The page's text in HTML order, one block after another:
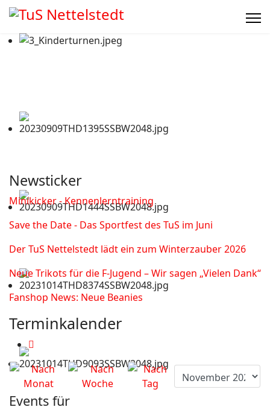
Newsticker
Minikicker - Kennenlerntraining
Save the Date - Das Sportfest des TuS im Juni
Der TuS Nettelstedt lädt ein zum Winterzauber 2026
Neue Trikots für die F-Jugend – Wir sagen „Vielen Dank“
Fanshop News: Neue Beanies
Terminkalender
Events für